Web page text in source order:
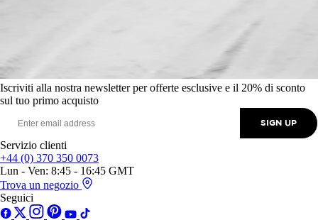
Iscriviti alla nostra newsletter per offerte esclusive e il 20% di sconto
sul tuo primo acquisto
SIGN UP
Servizio clienti
+44 (0) 370 350 0073
Lun - Ven: 8:45 - 16:45 GMT
Trova un negozio
Seguici